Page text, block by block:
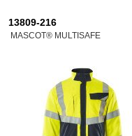
13809-216
MASCOT® MULTISAFE